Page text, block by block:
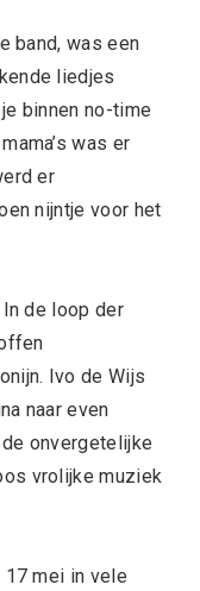
band, was een
liedjes
binnen no-time
was er
er
nijntje voor het
In de loop der
Ivo de Wijs
naar even
onvergetelijke
vrolijke muziek
mei in vele